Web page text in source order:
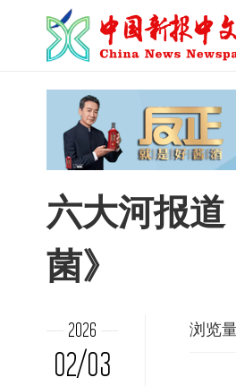
六大河报
菌》
2026
02/03
浏览